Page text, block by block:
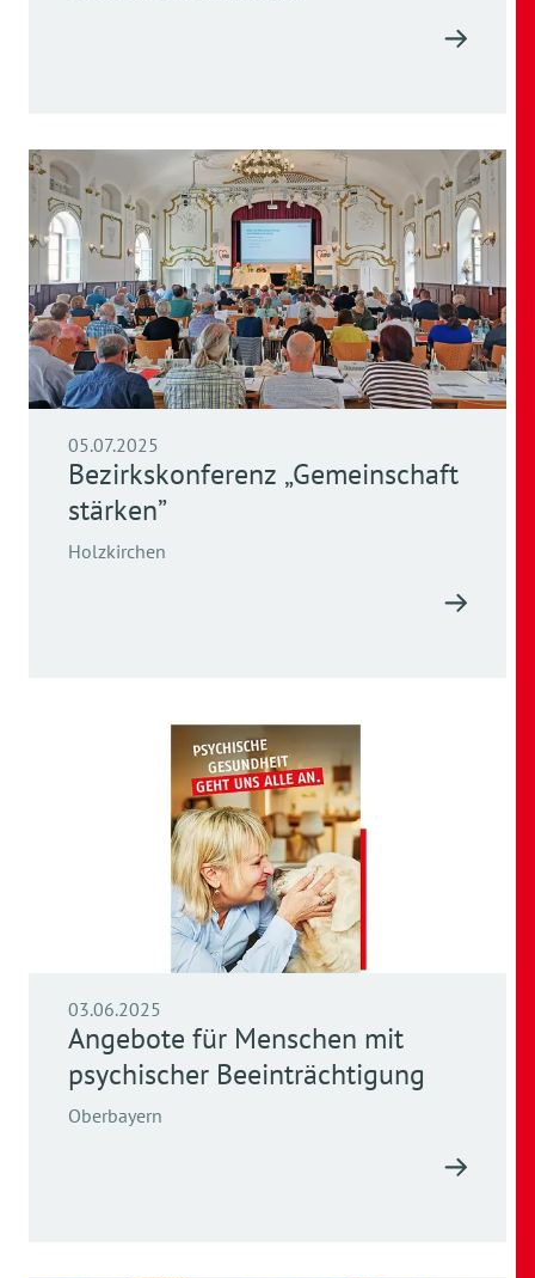
05.07.2025
Bezirkskonferenz „Gemeinschaft
stärken”
Holzkirchen
03.06.2025
Angebote für Menschen mit
psychischer Beeinträchtigung
Oberbayern